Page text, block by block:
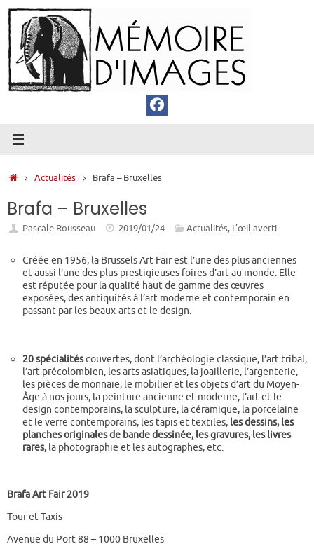
Passer
au
contenu
Accueil
Actualités Brafa – Bruxelles
Brafa – Bruxelles
Pascale Rousseau 2019/01/24 Actualités, L’œil averti
Créée en 1956, la Brussels Art Fair est l’une des plus anciennes
et aussi l’une des plus prestigieuses foires d’art au monde. Elle
est réputée pour la qualité haut de gamme des œuvres
exposées, des antiquités à l’art moderne et contemporain en
passant par les beaux-arts et le design.
20 spécialitéscouvertes, dont l’archéologie classique, l’art tribal,
l’art précolombien, les arts asiatiques, la joaillerie, l’argenterie,
les pièces de monnaie, le mobilier et les objets d’art du Moyen-
Âge à nos jours, la peinture ancienne et moderne, l’art et le
design contemporains, la sculpture, la céramique, la porcelaine
et le verre contemporains, les tapis et textiles, les dessins, les
planches originales de bande dessinée, les gravures, les livres
rares,la photographie et les autographes, etc.
Brafa Art Fair 2019
Tour et Taxis
Avenue du Port 88 – 1000 Bruxelles